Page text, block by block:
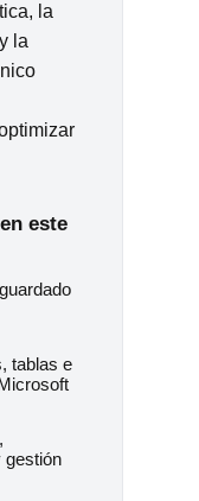
la
la
este
tablas e
gestión